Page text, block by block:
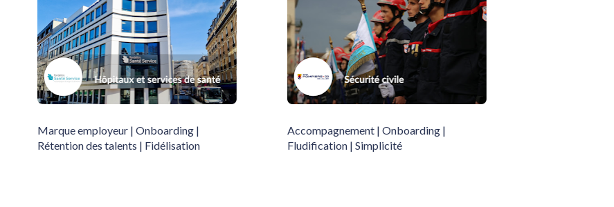
Marque employeur | Onboarding |
Rétention des talents | Fidélisation
Accompagnement | Onboarding |
Fludification | Simplicité